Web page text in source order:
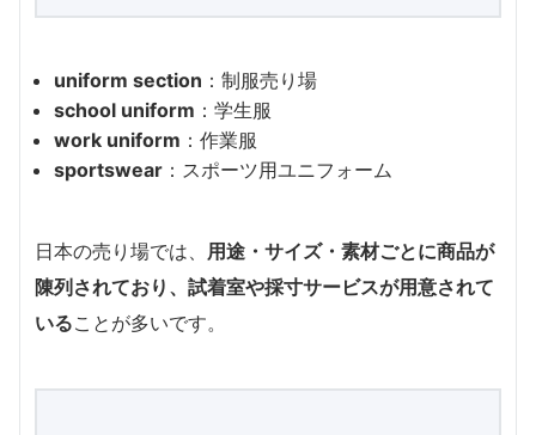
uniform section ：制服売り場
school uniform ：学生服
work uniform ：作業服
sportswear ：スポーツ用ユニフォーム
日本の売り場では、 用途・サイズ・素材ごとに商品が
陳列されており、試着室や採寸サービスが用意されて
いることが多いです。